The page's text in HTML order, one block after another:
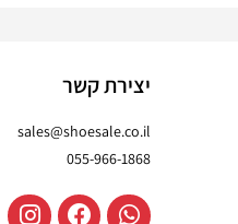
יצירת קשר
sales@shoesale.co.il
055-966-1868